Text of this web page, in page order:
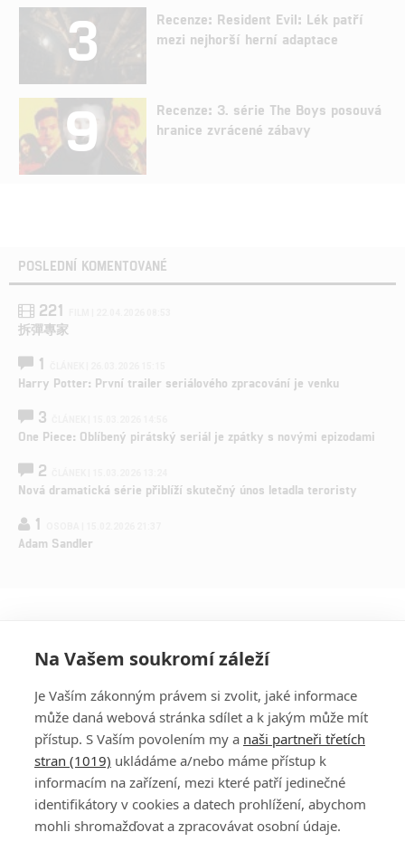
3
Recenze: Resident Evil: Lék patří
mezi nejhorší herní adaptace
9
Recenze: 3. série The Boys posouvá
hranice zvrácené zábavy
POSLEDNÍ KOMENTOVANÉ
221
拆彈專家
1
Harry Potter: První trailer seriálového zpracování je venku
3
One Piece: Oblíbený pirátský seriál je zpátky s novými epizodami
2
Nová dramatická série přiblíží skutečný únos letadla teroristy
1
Adam Sandler
PŘIHLÁSIT
REGISTROVAT
DISKUZE
Na Vašem soukromí záleží
Je Vaším zákonným právem si zvolit, jaké informace
může daná webová stránka sdílet a k jakým může mít
přístup. S Vaším povolením my a naši partneři třetích
stran (1019) ukládáme a/nebo máme přístup k
informacím na zařízení, mezi které patří jedinečné
identifikátory v cookies a datech prohlížení, abychom
mohli shromažďovat a zpracovávat osobní údaje.